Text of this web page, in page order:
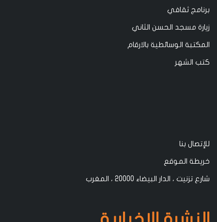
برنامج ثقافي
زيارة مسجد الحسن الثاني
المكتبة الوسائطية بالارقام
كتب الشهر
للإتصال بنا
خريطة الموقع
شارع تزنيت ، الدار البيضاء 20000 ، المغرب